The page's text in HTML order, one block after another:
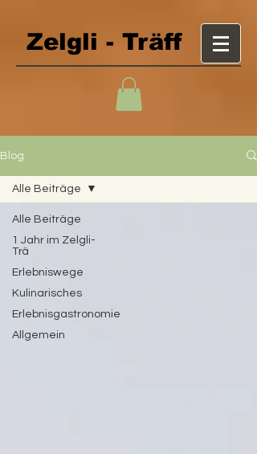
Zelgli - Träff
Blog
Alle Beiträge
1 Jahr im Zelgli-
Trä
Erlebniswege
Kulinarisches
Erlebnisgastronomie
Allgemein
Alle Beiträge